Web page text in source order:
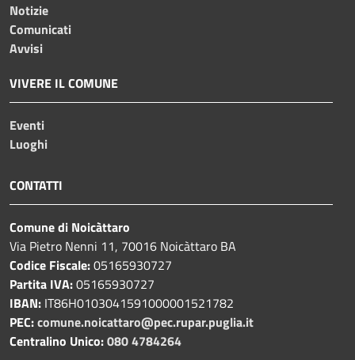
Notizie
Comunicati
Avvisi
VIVERE IL COMUNE
Eventi
Luoghi
CONTATTI
Comune di Noicàttaro
Via Pietro Nenni 11, 70016 Noicàttaro BA
Codice Fiscale:05165930727
Partita IVA:05165930727
IBAN: IT86H0103041591000001521782
PEC:comune.noicattaro@pec.rupar.puglia.it
Centralino Unico:080 4784264